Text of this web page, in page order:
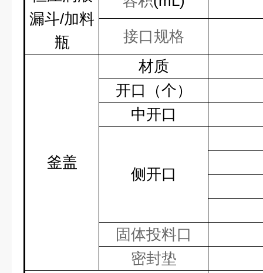
漏斗/加料
瓶
接口规格
釜盖
材质
开口（个）
中开口
侧开口
固体投料口
密封垫